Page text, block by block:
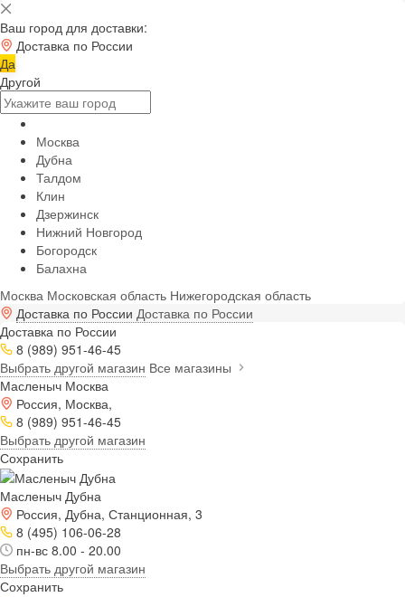
Ваш город для доставки:
Доставка по России
Да
Другой
Москва
Дубна
Талдом
Клин
Дзержинск
Нижний Новгород
Богородск
Балахна
Москва Московская область Нижегородская область
Доставка по России Доставка по России
Доставка по России
8 (989) 951-46-45
Выбрать другой магазин Все магазины
Масленыч Москва
Россия, Москва,
8 (989) 951-46-45
Выбрать другой магазин
Сохранить
Масленыч Дубна
Россия, Дубна, Станционная, 3
8 (495) 106-06-28
пн-вс 8.00 - 20.00
Выбрать другой магазин
Сохранить